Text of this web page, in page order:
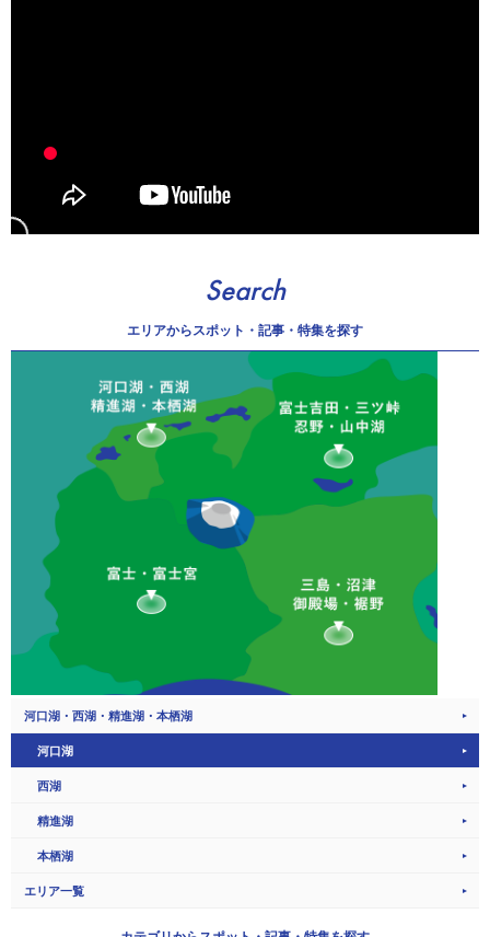
Search
エリアからスポット・記事・特集を探す
河口湖・西湖・精進湖・本栖湖
河口湖
西湖
精進湖
本栖湖
エリア一覧